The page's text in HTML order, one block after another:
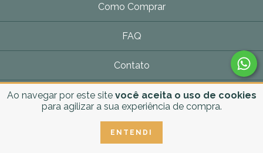
Ao navegar por este site você aceita o uso de cookies
para agilizar a sua experiência de compra.
ENTENDI
Como Comprar
FAQ
Contato
Política de Privacidade
Política de Cookies